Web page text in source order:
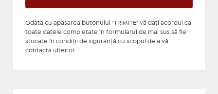
Odată cu apăsarea butonului "TRIMITE" vă daţi acordul ca
toate datele completate în formularul de mai sus să fie
stocate în condiţii de siguranţă cu scopul de a vă
contacta ulterior.